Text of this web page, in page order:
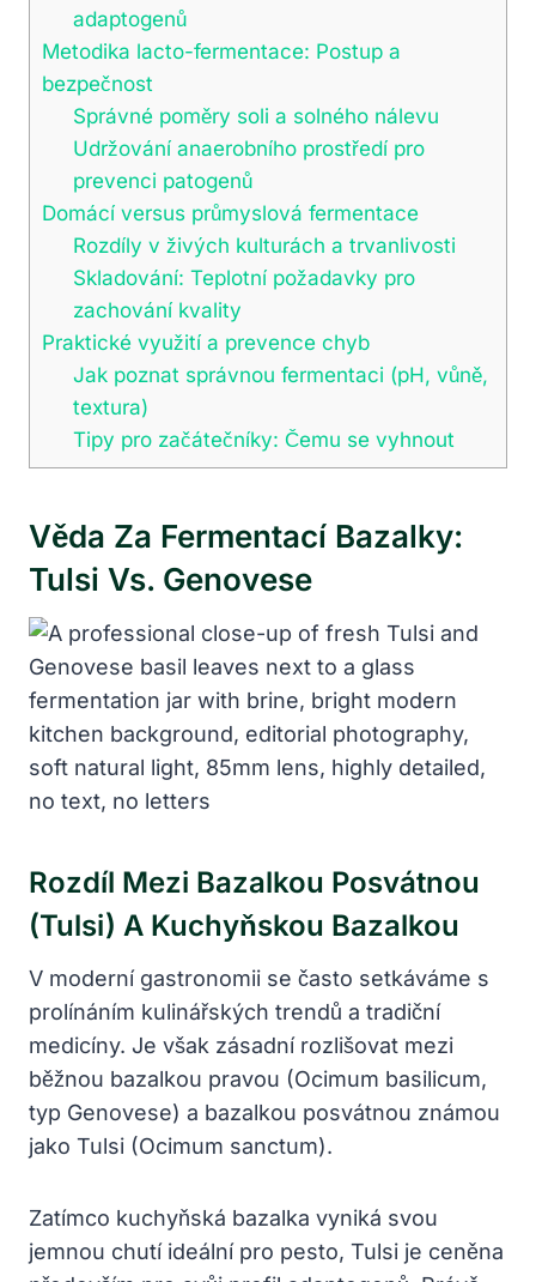
adaptogenů
Metodika lacto-fermentace: Postup a
bezpečnost
Správné poměry soli a solného nálevu
Udržování anaerobního prostředí pro
prevenci patogenů
Domácí versus průmyslová fermentace
Rozdíly v živých kulturách a trvanlivosti
Skladování: Teplotní požadavky pro
zachování kvality
Praktické využití a prevence chyb
Jak poznat správnou fermentaci (pH, vůně,
textura)
Tipy pro začátečníky: Čemu se vyhnout
Věda Za Fermentací Bazalky:
Tulsi Vs. Genovese
Rozdíl Mezi Bazalkou Posvátnou
(Tulsi) A Kuchyňskou Bazalkou
V moderní gastronomii se často setkáváme s
prolínáním kulinářských trendů a tradiční
medicíny. Je však zásadní rozlišovat mezi
běžnou bazalkou pravou (Ocimum basilicum,
typ Genovese) a bazalkou posvátnou známou
jako Tulsi (Ocimum sanctum).
Zatímco kuchyňská bazalka vyniká svou
jemnou chutí ideální pro pesto, Tulsi je ceněna